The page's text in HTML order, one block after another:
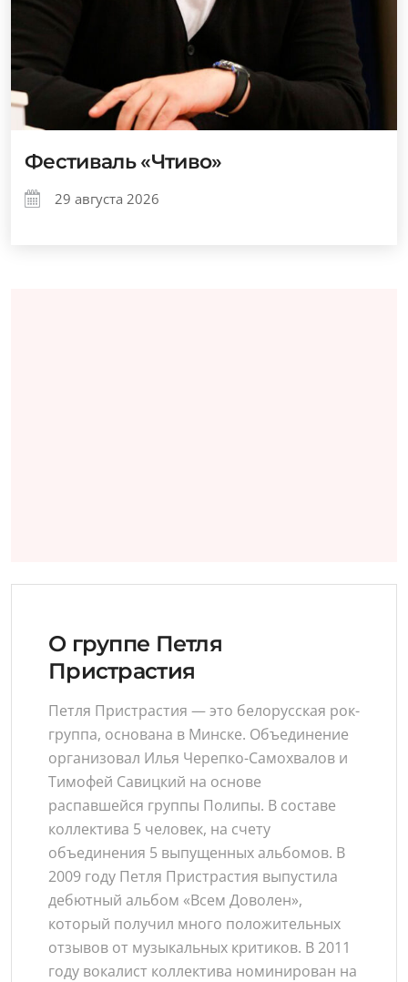
Фестиваль «Чтиво»
29 августа 2026
О группе Петля
Пристрастия
Петля Пристрастия — это белорусская рок-
группа, основана в Минске. Объединение
организовал Илья Черепко-Самохвалов и
Тимофей Савицкий на основе
распавшейся группы Полипы. В составе
коллектива 5 человек, на счету
объединения 5 выпущенных альбомов. В
2009 году Петля Пристрастия выпустила
дебютный альбом «Всем Доволен»,
который получил много положительных
отзывов от музыкальных критиков. В 2011
году вокалист коллектива номинирован на